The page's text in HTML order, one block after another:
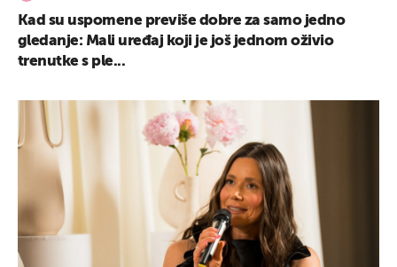
Kad su uspomene previše dobre za samo jedno
gledanje: Mali uređaj koji je još jednom oživio
trenutke s ple...